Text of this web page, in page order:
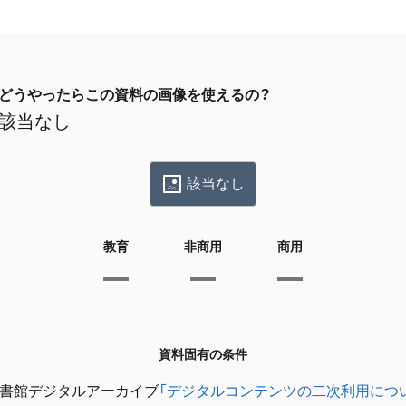
うやったらこの資料の画像を使えるの？
当なし
該当なし
教育 非商用 商用
資料固有の条件
館デジタルアーカイブ「デジタルコンテンツの二次利用につ